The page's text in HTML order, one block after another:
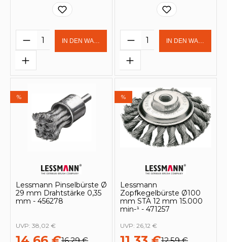
Produkt Anzahl: Gib den
IN DEN WARENKORB Produkt Anzahl:
IN DEN
%
Lessmann Pinselbürste Ø
29 mm Drahtstärke 0,35
mm - 456278
16,29 €
UVP: 38,02 €
%
Lessmann
Zopfkegelbürste Ø100
mm STA 12 mm 15.000
min-¹ - 471257
12,59 €
UVP: 26,12 €